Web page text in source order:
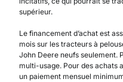
supérieur.
Le financement d’achat est
mois sur les tracteurs à
John Deere neufs seulement.
multi-usage. Pour des achats
un paiement mensuel